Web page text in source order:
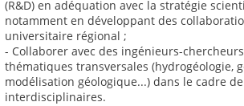
(R&D) en adéquation avec la stratégie
notamment en développant des
universitaire régional ;
- Collaborer avec des ingénieurs-
thématiques transversales (hydrogéologie,
modélisation géologique...) dans le cadre
interdisciplinaires.